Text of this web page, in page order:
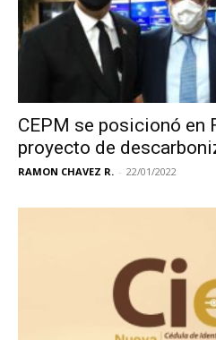
CEPM se posicionó en
proyecto de
RAMON CHAVEZ R. - 22/01/2022